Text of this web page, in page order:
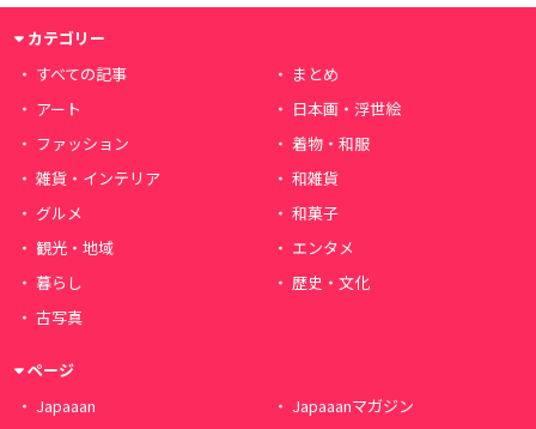
カテゴリー
すべての記事
まとめ
アート
日本画・浮世絵
ファッション
着物・和服
雑貨・インテリア
和雑貨
グルメ
和菓子
観光・地域
エンタメ
暮らし
歴史・文化
古写真
ページ
Japaaan
Japaaanマガジン